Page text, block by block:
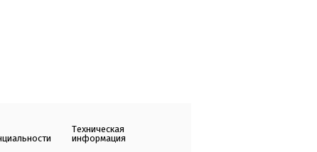
Техническая
информация